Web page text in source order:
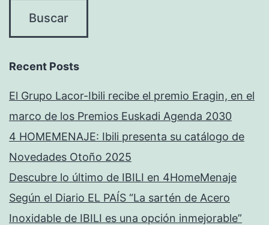
Recent Posts
El Grupo Lacor-Ibili recibe el premio Eragin, en el
marco de los Premios Euskadi Agenda 2030
4 HOMEMENAJE: Ibili presenta su catálogo de
Novedades Otoño 2025
Descubre lo último de IBILI en 4HomeMenaje
Según el Diario EL PAÍS “La sartén de Acero
Inoxidable de IBILI es una opción inmejorable”